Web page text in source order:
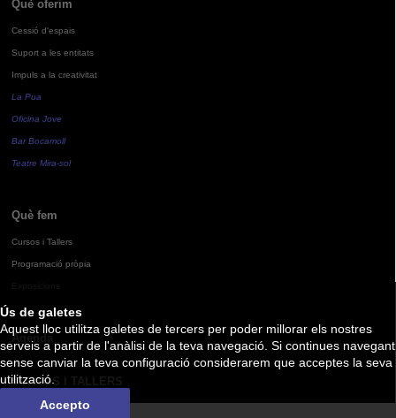
Ús de galetes
Aquest lloc utilitza galetes de tercers per poder millorar els nostres
serveis a partir de l'anàlisi de la teva navegació. Si continues navegant
sense canviar la teva configuració considerarem que acceptes la seva
utilització.
Accepto
Què oferim
Cessió d'espais
Suport a les entitats
Impuls a la creativitat
La Pua
Oficina Jove
Bar Bocamoll
Teatre Mira-sol
Què fem
Cursos i Tallers
Programació pròpia
Agenda
CURSOS I TALLERS